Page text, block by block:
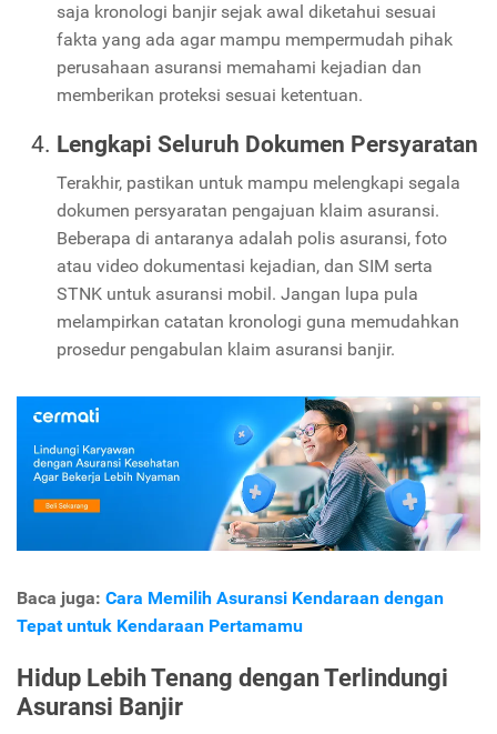
saja kronologi banjir sejak awal diketahui sesuai
fakta yang ada agar mampu mempermudah pihak
perusahaan asuransi memahami kejadian dan
memberikan proteksi sesuai ketentuan.
Lengkapi Seluruh Dokumen Persyaratan
Terakhir, pastikan untuk mampu melengkapi segala
dokumen persyaratan pengajuan klaim asuransi.
Beberapa di antaranya adalah polis asuransi, foto
atau video dokumentasi kejadian, dan SIM serta
STNK untuk asuransi mobil. Jangan lupa pula
melampirkan catatan kronologi guna memudahkan
prosedur pengabulan klaim asuransi banjir.
Baca juga: Cara Memilih Asuransi Kendaraan dengan
Tepat untuk Kendaraan Pertamamu
Hidup Lebih Tenang dengan Terlindungi
Asuransi Banjir